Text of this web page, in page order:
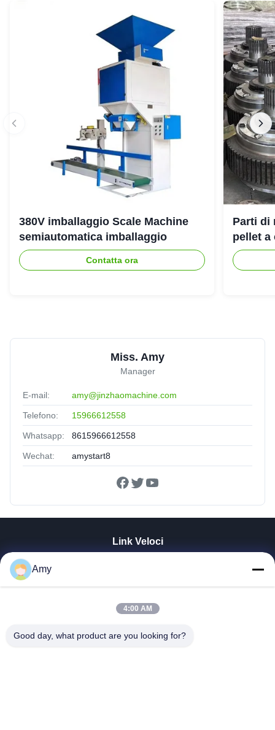
380V imballaggio Scale Machine
semiautomatica imballaggio
Contatta ora
Parti di
pellet a
Miss. Amy
Manager
E-mail: amy@jinzhaomachine.com
Telefono: 15966612558
Whatsapp: 8615966612558
Wechat: amystart8
Link Veloci
Manifestazione Di VR
Giro Della Fabbrica
Amy
4:00 AM
Good day, what product are you looking for?